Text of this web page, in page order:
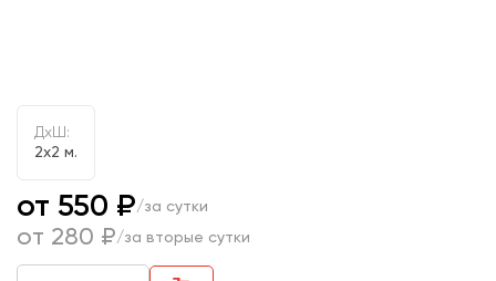
ДxШ:
2x2 м.
от 550 ₽/за сутки
от 280 ₽/за вторые сутки